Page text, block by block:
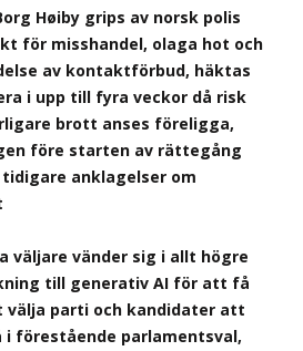
Høiby grips av norsk polis
för misshandel, olaga hot och
av kontaktförbud, häktas
i upp till fyra veckor då risk
brott anses föreligga,
före starten av rättegång
anklagelser om
väljare vänder sig i allt högre
till generativ AI för att få
välja parti och kandidater att
i förestående parlamentsval,